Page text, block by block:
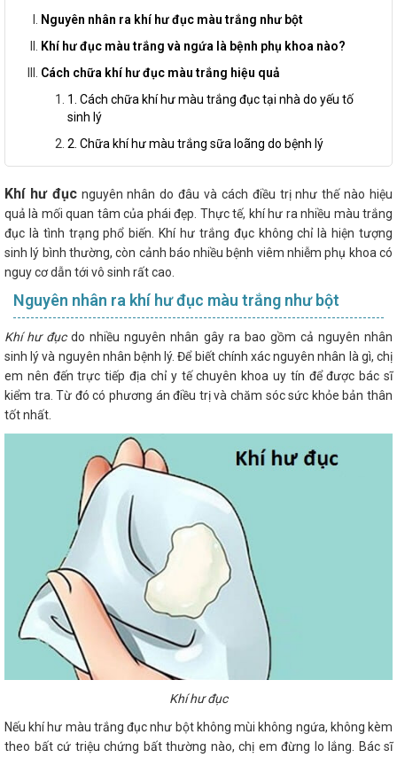
Nguyên nhân ra khí hư đục màu trắng như bột
Khí hư đục màu trắng và ngứa là bệnh phụ khoa nào?
Cách chữa khí hư đục màu trắng hiệu quả
1. Cách chữa khí hư màu trắng đục tại nhà do yếu tố
sinh lý
2. Chữa khí hư màu trắng sữa loãng do bệnh lý
Khí hư đụcnguyên nhân do đâu và cách điều trị như thế nào hiệu
quả là mối quan tâm của phái đẹp. Thực tế, khí hư ra nhiều màu trắng
đục là tình trạng phổ biến. Khí hư trắng đục không chỉ là hiện tượng
sinh lý bình thường, còn cảnh báo nhiều bệnh viêm nhiễm phụ khoa có
nguy cơ dẫn tới vô sinh rất cao.
Nguyên nhân ra khí hư đục màu trắng như bột
Khí hư đụcdo nhiều nguyên nhân gây ra bao gồm cả nguyên nhân
sinh lý và nguyên nhân bệnh lý. Để biết chính xác nguyên nhân là gì, chị
em nên đến trực tiếp địa chỉ y tế chuyên khoa uy tín để được bác sĩ
kiểm tra. Từ đó có phương án điều trị và chăm sóc sức khỏe bản thân
tốt nhất.
Khí hư đục
Nếu khí hư màu trắng đục như bột không mùi không ngứa, không kèm
theo bất cứ triệu chứng bất thường nào, chị em đừng lo lắng. Bác sĩ